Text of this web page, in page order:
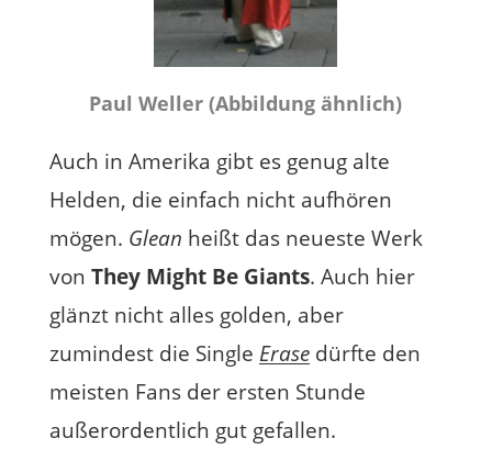
Paul Weller (Abbildung ähnlich)
Auch in Amerika gibt es genug alte
Helden, die einfach nicht aufhören
mögen. Glean heißt das neueste Werk
von They Might Be Giants. Auch hier
glänzt nicht alles golden, aber
zumindest die Single Erasedürfte den
meisten Fans der ersten Stunde
außerordentlich gut gefallen.